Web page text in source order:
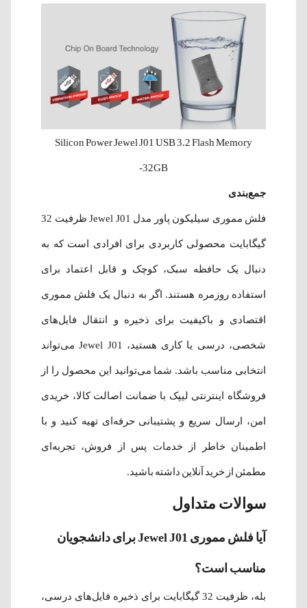
Silicon Power Jewel J01 USB 3.2 Flash Memory
-32GB
جمع‌بندی
فلش مموری سیلیکون پاور مدل Jewel J01 ظرفیت 32
گیگابایت محصولی کاربردی برای افرادی است که به
دنبال یک حافظه سبک، کوچک و قابل اعتماد برای
استفاده روزمره هستند. اگر به دنبال یک فلش مموری
اقتصادی و باکیفیت برای ذخیره و انتقال فایل‌های
شخصی، درسی یا کاری هستید، Jewel J01 می‌تواند
انتخابی مناسب باشد. شما می‌توانید این محصول را از
فروشگاه اینترنتی لیپک با ضمانت اصالت کالا، خریدی
امن، ارسال سریع و پشتیبانی حرفه‌ای تهیه کنید و با
اطمینان خاطر از خدمات پس از فروش، تجربه‌ای
مطمئن از خرید آنلاین داشته باشید.
سوالات متداول
آیا فلش مموری Jewel J01 برای دانشجویان
مناسب است؟
بله، ظرفیت 32 گیگابایت برای ذخیره فایل‌های درسی،